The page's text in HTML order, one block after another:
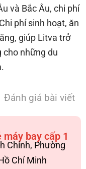
và Bắc Âu, chi phí
phí sinh hoạt, ăn
giúp Litva trở
những du
Đánh giá bài viết
bay cấp 1
Chính, Phường
Chí Minh